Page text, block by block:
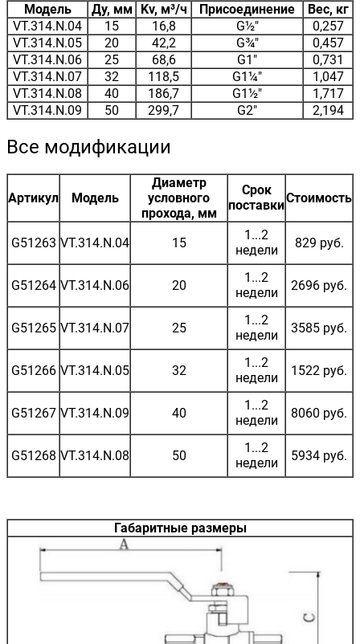
Модель Ду, мм Kv, м³/ч Присоединение
Вес, кг
VT.314.N.04
15 16,8 G½"
0,257
VT.314.N.05
20 42,2 G¾"
0,457
VT.314.N.06
25 68,6 G1"
0,731
VT.314.N.07
32 118,5 G1¼"
1,047
VT.314.N.08
40 186,7 G1½"
1,717
VT.314.N.09
50 299,7 G2" 2,194
Все модификации
Артикул Модель
Диаметр
условного
прохода, мм
Срок
поставкиСтоимость
G51263 VT.314.N.04 15
1...2
недели
829 руб.
G51264 VT.314.N.06 20
1...2
недели
2696 руб.
G51265 VT.314.N.07 25
1...2
недели
3585 руб.
G51266 VT.314.N.05 32
1...2
недели
1522 руб.
G51267 VT.314.N.09 40
1...2
недели
8060 руб.
G51268 VT.314.N.08 50
1...2
недели
5934 руб.
Габаритные размеры